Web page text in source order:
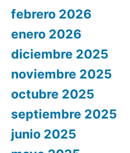
febrero 2026
enero 2026
diciembre 2025
noviembre 2025
octubre 2025
septiembre 2025
junio 2025